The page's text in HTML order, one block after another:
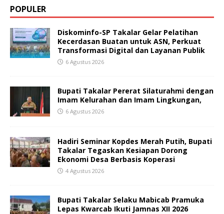
POPULER
Diskominfo-SP Takalar Gelar Pelatihan
Kecerdasan Buatan untuk ASN, Perkuat
Transformasi Digital dan Layanan Publik
6 Agustus 2026
Bupati Takalar Pererat Silaturahmi dengan
Imam Kelurahan dan Imam Lingkungan,
6 Agustus 2026
Hadiri Seminar Kopdes Merah Putih, Bupati
Takalar Tegaskan Kesiapan Dorong
Ekonomi Desa Berbasis Koperasi
4 Agustus 2026
Bupati Takalar Selaku Mabicab Pramuka
Lepas Kwarcab Ikuti Jamnas XII 2026